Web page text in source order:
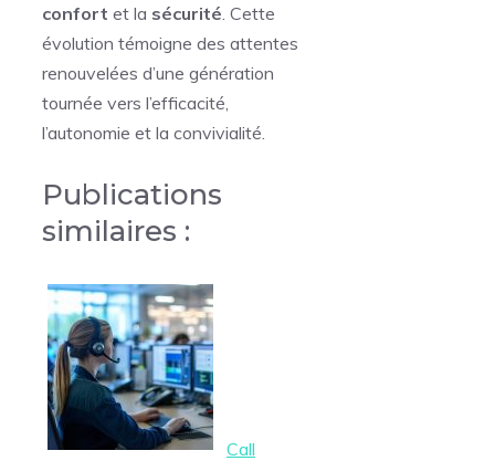
confort et la sécurité . Cette
évolution témoigne des attentes
renouvelées d’une génération
tournée vers l’efficacité,
l’autonomie et la convivialité.
Publications
similaires :
Call